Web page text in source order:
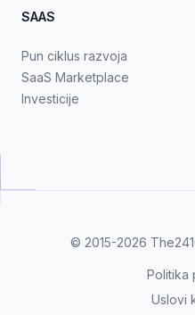
SAAS
Pun ciklus razvoja
SaaS Marketplace
Investicije
© 2015-2026
Politika
Uslovi